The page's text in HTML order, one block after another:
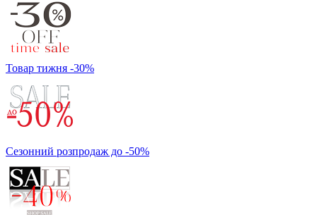
Товар тижня -30%
Сезонний розпродаж до -50%